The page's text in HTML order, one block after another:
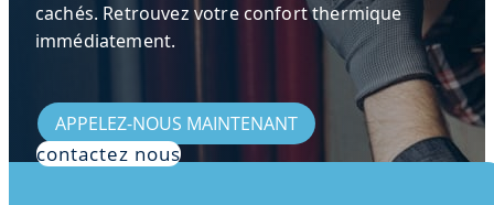
cachés. Retrouvez votre confort thermique
immédiatement.
APPELEZ-NOUS MAINTENANT
contactez nous